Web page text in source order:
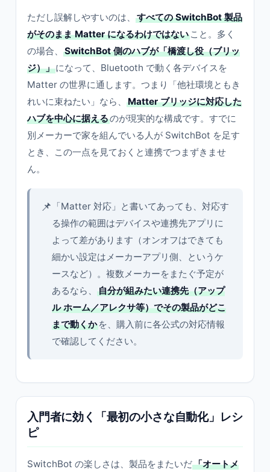
ただし誤解しやすいのは、
すべての SwitchBot 製品
がそのまま Matter になるわけではない こと。多く
の場合、
SwitchBot 側のハブが「橋渡し役（ブリッ
ジ）」になって、Bluetooth で動く各デバイスを
Matter の世界に通します。つまり「他社環境ともき
れいに束ねたい」なら、
Matter ブリッジに対応した
ハブを中心に据えるのが現実的な構成です。すでに
別メーカーで家を組んでいる人が SwitchBot を足す
とき、この一点を見ておくと連携でつまずきませ
ん。
📌 「Matter 対応」と書いてあっても、対応す
る操作の範囲はデバイスや連携先アプリに
よって差があります（オンオフはできても
細かい設定はメーカーアプリ側、というケ
ースなど）。複数メーカーをまたぐ予定が
あるなら、
自分が組みたい連携先（アップ
ル ホーム／アレクサ等）でその製品がどこ
まで動くか を、購入前に各公式の対応情報
で確認してください。
入門者に効く「最初の小さな自動化」レシ
ピ
SwitchBot の楽しさは、製品をまたいだ「オートメ